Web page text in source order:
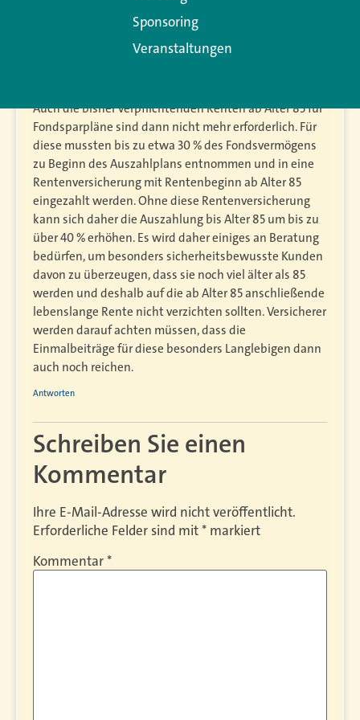
realistisch nicht mit Lebenserwartungen über 85 Jahre
hinaus für sich rechnen. Für die Lebensversicherer
bleiben dann solche mit besonders langer
Lebenserwartung, was die Renten weiter verteuern
Auch die bisher verpflichtenden Renten ab Alter 85 für
Fondsparpläne sind dann nicht mehr erforderlich. Für
diese mussten bis zu etwa 30 % des Fondsvermögens
zu Beginn des Auszahlplans entnommen und in eine
Rentenversicherung mit Rentenbeginn ab Alter 85
eingezahlt werden. Ohne diese Rentenversicherung
kann sich daher die Auszahlung bis Alter 85 um bis zu
über 40 % erhöhen. Es wird daher einiges an Beratung
bedürfen, um besonders sicherheitsbewusste Kunden
davon zu überzeugen, dass sie noch viel älter als 85
werden und deshalb auf die ab Alter 85 anschließende
lebenslange Rente nicht verzichten sollten. Versicherer
werden darauf achten müssen, dass die
Einmalbeiträge für diese besonders Langlebigen dann
auch noch reichen.
Antworten
Schreiben Sie einen
Kommentar
Ihre E-Mail-Adresse wird nicht veröffentlicht.
Erforderliche Felder sind mit* markiert
Kommentar*
Sponsoring
Veranstaltungen